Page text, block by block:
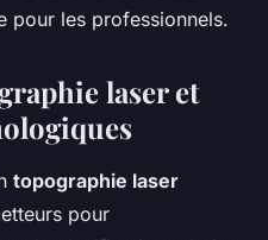
pour les professionnels.
laser et
topographie laser
pour